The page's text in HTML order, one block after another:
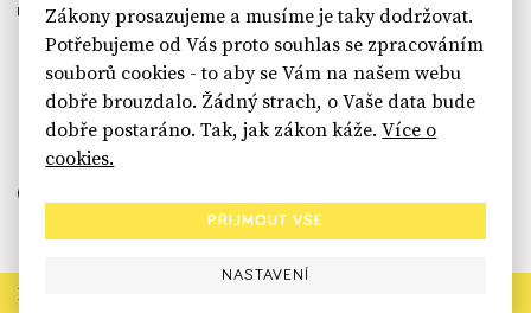
sinfin.digital
Rekonstrukce státu končí. Její členské organizace však dál
Zákony prosazujeme a musíme je taky dodržovat.
Potřebujeme od Vás proto souhlas se zpracováním
souborů cookies - to aby se Vám na našem webu
dobře brouzdalo. Žádný strach, o Vaše data bude
dobře postaráno. Tak, jak zákon káže.Více o
cookies.
PŘIJMOUT VŠE
NASTAVENÍ